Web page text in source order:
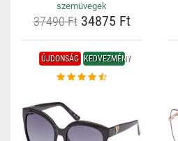
szemüvegek
37490 Ft34875 Ft
ÚJDONSÁG KEDVEZMÉNY